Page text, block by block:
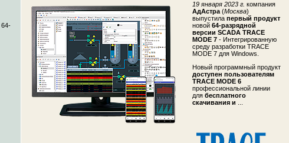
64-
19 января 2023 г. компания
АдАстра (Москва)
выпустила первый продукт
новой 64-разрядной
версии SCADA TRACE
MODE 7 - Интегрированную
среду разработки TRACE
MODE 7 для Windows.
Новый программный продукт
доступен пользователям
TRACE MODE 6
профессиональной линии
для бесплатного
скачивания и